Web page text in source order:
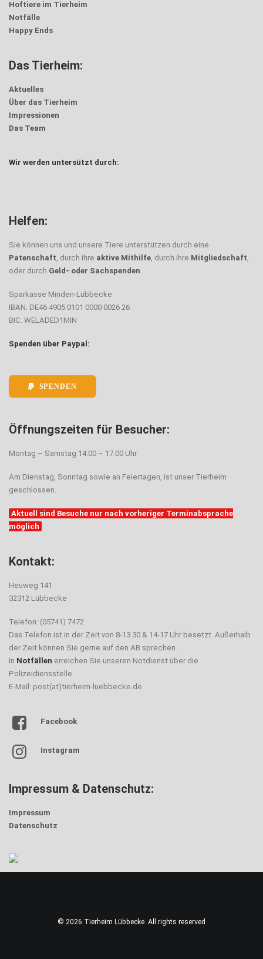
Hoftiere im Tierheim
Notfälle
Happy Ends
Das Tierheim:
Aktuelles
Über das Tierheim
Impressionen
Das Team
Wir werden untersützt durch:
Helfen:
Sie können uns und unsere Tiere unterstützen durch eine
Patenschaft, durch ihre aktive Mithilfe, durch ihre Mitgliedschaft,
oder durch Geld- oder Sachspenden.
Sparkasse Minden-Lübbecke
IBAN: DE46 4905 0101 0000 0026 26
BIC: WELADED1MIN
Spenden über Paypal:
SPENDEN
Öffnungszeiten für Besucher:
Montag – Samstag 14.00 – 17.00 Uhr
Am Dienstag, Sonntag sowie an Feiertagen, ist unser Tierheim
geschlossen.
Aktuell sind Besuche nur nach vorheriger Terminabsprache
möglich
Kontakt:
Heuweg 141
32312 Lübbecke
Telefon: (05741) 7472
Das Telefon ist in der Zeit von 8-13.30 & 14-17 Uhr besetzt. Außerhalb
der Zeit können Sie gerne auf den AB sprechen.
In Notfällen erreichen Sie unseren Notdienst über die
Polizeidiensstelle.
E-Mail: post(at)tierheim-luebbecke.de
Facebook
Instagram
Impressum & Datenschutz:
Impressum
Datenschutz
© 2026 Tierheim Lübbecke. All rights reserved